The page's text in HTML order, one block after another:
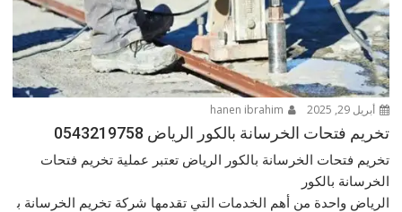
أبريل 29, 2025
تخريم فتحات الخرسانة بالكور الرياض 0543219758
تخريم فتحات الخرسانة بالكور الرياض تعتبر عملية تخريم فتحات
الخرسانة بالكور
الرياض واحدة من أهم الخدمات التي تقدمها شركة تخريم الخرسانة ب